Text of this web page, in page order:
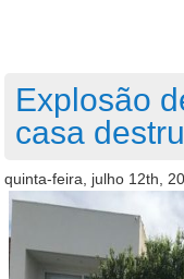
Explosão
casa
quinta-feira, julho 12th,